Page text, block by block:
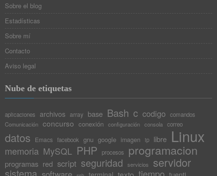
Sobre el blog
Estadísticas
Sobre mí
Contacto
Aviso legal
Nube de etiquetas
aplicaciones archivos array base Bash c codigo
comandos
Comunicación concurso conexión configuración consola correo
datos Emacs facebook gnu google imagen ip libre Linux
memoria MySQL PHP procesos programacion
programas red script seguridad servicios servidor